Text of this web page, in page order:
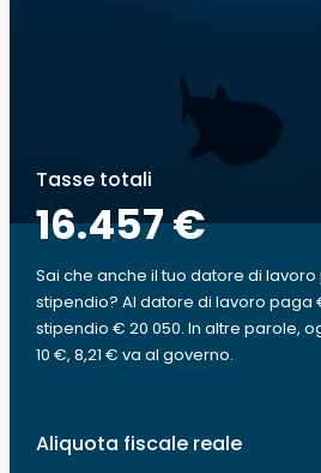
Tasse totali
16.457 €
Sai che anche il tuo datore di
stipendio? Al datore di lavoro paga
stipendio € 20 050. In altre parole,
10 €, 8,21 € va al governo.
Aliquota fiscale reale